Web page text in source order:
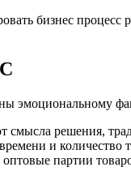
бизнес
эмоциональному
смысла решения,
и
партии